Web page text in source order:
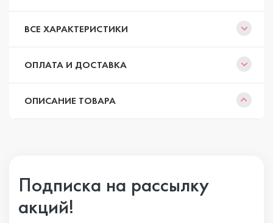
ВСЕ ХАРАКТЕРИСТИКИ
ОПЛАТА И ДОСТАВКА
ОПИСАНИЕ ТОВАРА
Подписка на рассылку
акций!